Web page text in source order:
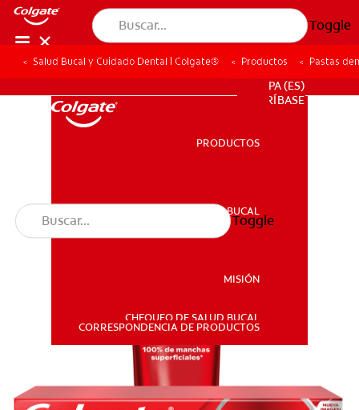
Toggle
SALUD BUCAL
CHEQUEO DE SALUD BUCAL
CORRESPONDENCIA DE PRODUCTOS
PA (ES)
SUSCRÍBASE
PRODUCTOS
SALUD BUCAL
MISIÓN
CHEQUEO DE SALUD BUCAL
CORRESPONDENCIA DE PRODUCTOS
Toggle
Salud Bucal y Cuidado Dental | Colgate® Productos Pastas